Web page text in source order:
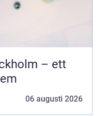
– ett
06 augusti 2026